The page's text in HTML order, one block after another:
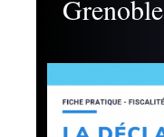
Grenoble